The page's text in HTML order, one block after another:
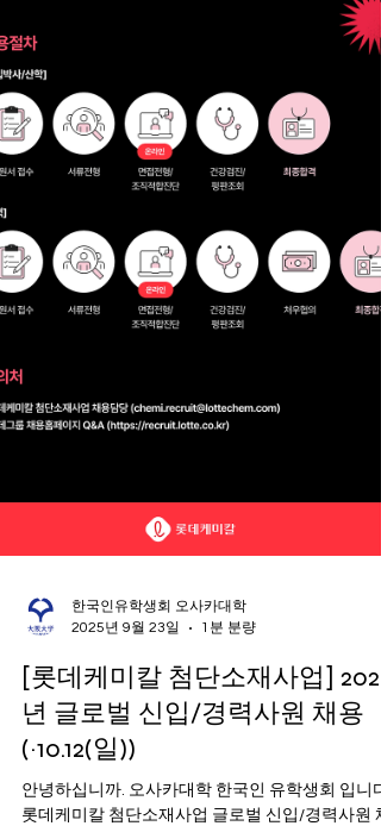
한국인유학생회 오사카대학
2025년 9월 23일
1분 분량
년 글로벌 신입/경력사원 채용